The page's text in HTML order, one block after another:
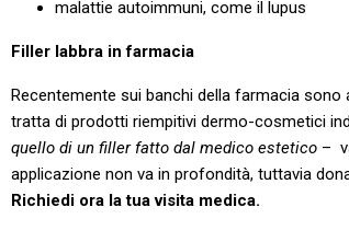
malattie autoimmuni, come il lupus
Filler labbra in farmacia
Recentemente sui banchi della farmacia
tratta di prodotti riempitivi dermo-cosmetici
quello di un filler fatto dal medico estetico –
applicazione non va in profondità, tuttavia
Richiedi ora la tua visita medica.